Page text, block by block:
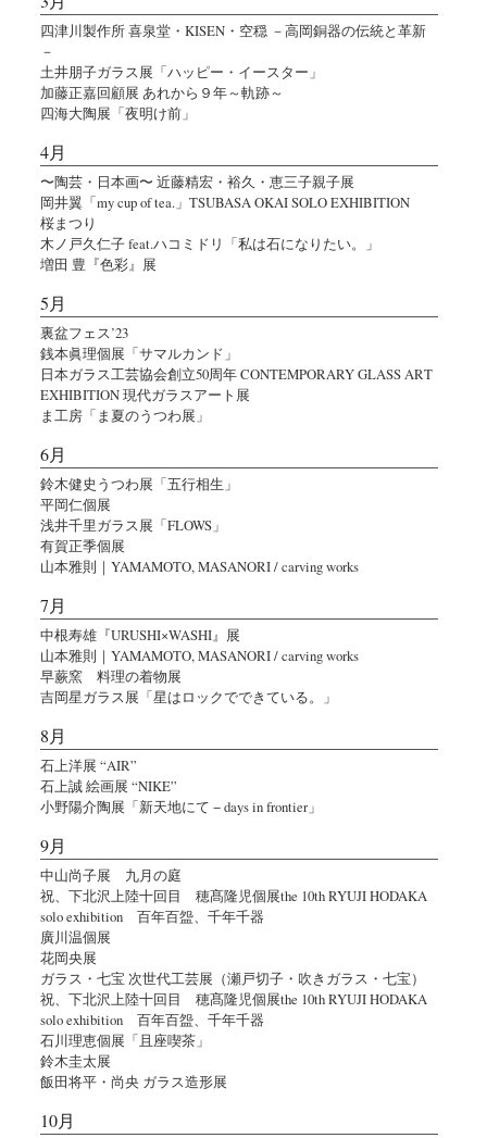
四津川製作所 喜泉堂・KISEN・空穏 －高岡銅器の伝統と革新
－
土井朋子ガラス展「ハッピー・イースター」
加藤正嘉回顧展 あれから９年～軌跡～
四海大陶展「夜明け前」
4月
〜陶芸・日本画〜 近藤精宏・裕久・恵三子親子展
岡井翼「my cup of tea.」TSUBASA OKAI SOLO EXHIBITION
桜まつり
木ノ戸久仁子 feat.ハコミドリ「私は石になりたい。」
増田 豊『色彩』展
5月
裏盆フェス’23
銭本眞理個展「サマルカンド」
日本ガラス工芸協会創立50周年 CONTEMPORARY GLASS ART
EXHIBITION 現代ガラスアート展
ま工房「ま夏のうつわ展」
6月
鈴木健史うつわ展「五行相生」
平岡仁個展
浅井千里ガラス展「FLOWS」
有賀正季個展
山本雅則｜YAMAMOTO, MASANORI / carving works
7月
中根寿雄『URUSHI×WASHI』展
山本雅則｜YAMAMOTO, MASANORI / carving works
早蕨窯 料理の着物展
吉岡星ガラス展「星はロックでできている。」
8月
石上洋展 “AIR”
石上誠 絵画展 “NIKE”
小野陽介陶展「新天地にて − days in frontier」
9月
中山尚子展 九月の庭
祝、下北沢上陸十回目 穂髙隆児個展the 10th RYUJI HODAKA
solo exhibition 百年百盌、千年千器
廣川温個展
花岡央展
ガラス・七宝 次世代工芸展（瀬戸切子・吹きガラス・七宝）
祝、下北沢上陸十回目 穂髙隆児個展the 10th RYUJI HODAKA
solo exhibition 百年百盌、千年千器
石川理恵個展「且座喫茶」
鈴木圭太展
飯田将平・尚央 ガラス造形展
10月